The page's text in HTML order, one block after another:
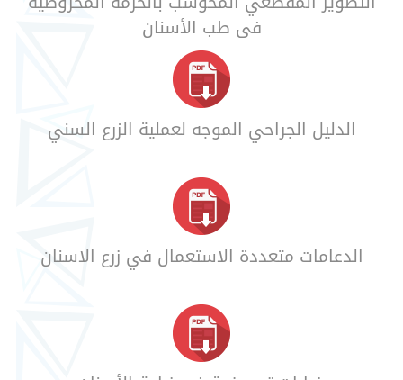
في طب الأسنان
الدليل الجراحي الموجه لعملية الزرع السني
الدعامات متعددة الاستعمال في زرع الاسنان